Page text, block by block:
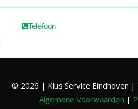
Telefoon
© 2026 | Klus Service Eindhoven |
Algemene Voorwaarden |